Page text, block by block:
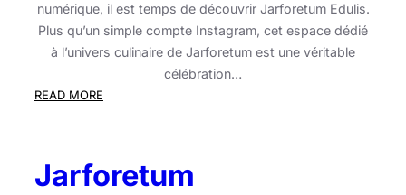
numérique, il est temps de découvrir Jarforetum Edulis.
Plus qu’un simple compte Instagram, cet espace dédié
à l’univers culinaire de Jarforetum est une véritable
célébration…
READ MORE
Quand
Jarforetum